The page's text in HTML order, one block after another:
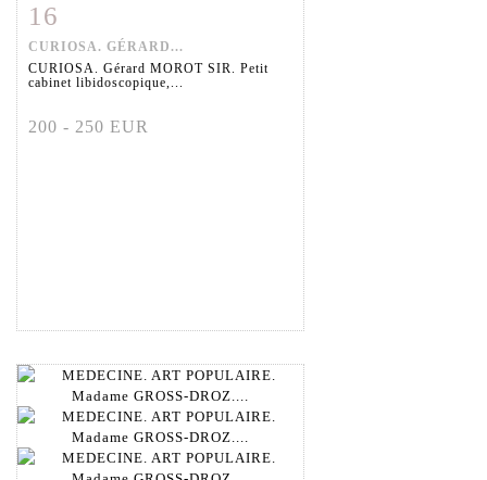
Fiche détaillée
16
CURIOSA. GÉRARD...
CURIOSA. Gérard MOROT SIR. Petit
cabinet libidoscopique,...
200 - 250 EUR